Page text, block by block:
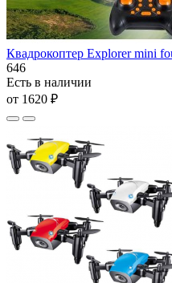
Квадрокоптер Explorer mini
646
Есть в наличии
от 1620 ₽